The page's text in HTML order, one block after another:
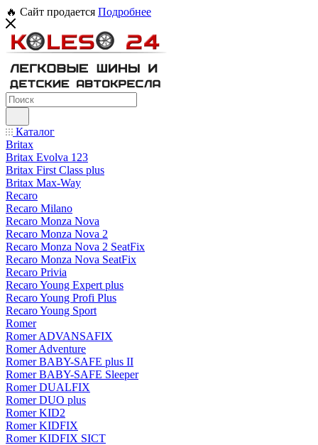
🔥 Сайт продается Подробнее
Каталог
Britax
Britax Evolva 123
Britax First Class plus
Britax Max-Way
Recaro
Recaro Milano
Recaro Monza Nova
Recaro Monza Nova 2
Recaro Monza Nova 2 SeatFix
Recaro Monza Nova SeatFix
Recaro Privia
Recaro Young Expert plus
Recaro Young Profi Plus
Recaro Young Sport
Romer
Romer ADVANSAFIX
Romer Adventure
Romer BABY-SAFE plus II
Romer BABY-SAFE Sleeper
Romer DUALFIX
Romer DUO plus
Romer KID2
Romer KIDFIX
Romer KIDFIX SICT